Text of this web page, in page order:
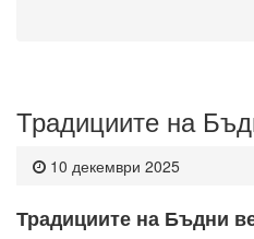
Традициите на
10 декември 2025
Традициите на Бъдни